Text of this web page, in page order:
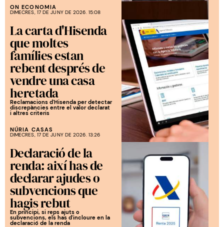
ON ECONOMIA
DIMECRES, 17 DE JUNY DE 2026. 15:08
La carta d'Hisenda
que moltes
famílies estan
rebent després de
vendre una casa
heretada
Reclamacions d'Hisenda per detectar
discrepàncies entre el valor declarat
i altres criteris
NÚRIA CASAS
DIMECRES, 17 DE JUNY DE 2026. 13:26
Declaració de la
renda: així has de
declarar ajudes o
subvencions que
hagis rebut
En principi, si reps ajuts o
subvencions, els has d'incloure en la
declaració de la renda